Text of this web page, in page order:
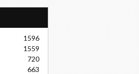
1596
1559
720
663